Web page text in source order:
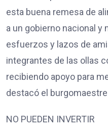
esta buena remesa de
a un gobierno nacional y
esfuerzos y lazos de
integrantes de las ollas
recibiendo apoyo para
destacó el
NO PUEDEN INVERTIR